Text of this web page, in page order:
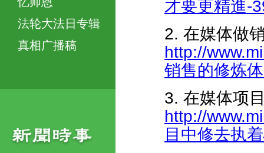
法轮大法日专辑
真相广播稿
才要更精進-
2. 在媒体做
http://
销售的修炼
3. 在媒体项
http://
目中修去执